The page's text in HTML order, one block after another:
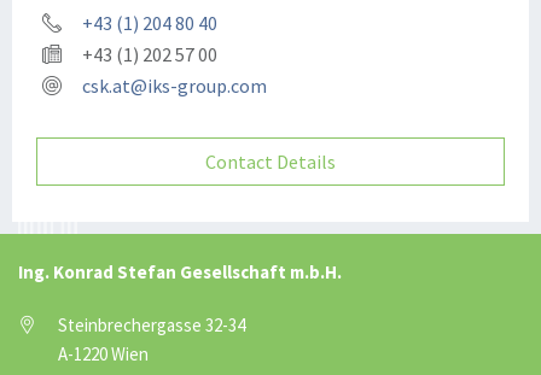
+43 (1) 204 80 40
+43 (1) 202 57 00
csk.at@iks-group.com
Contact Details
Ing. Konrad Stefan Gesellschaft m.b.H.
Steinbrechergasse 32-34
A-1220 Wien